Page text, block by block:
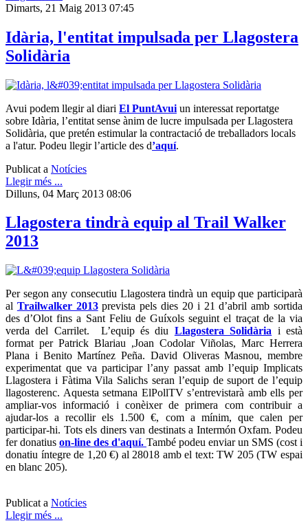
Dimarts, 21 Maig 2013 07:45
Idària, l'entitat impulsada per Llagostera
Solidària
Avui podem llegir al diari El PuntAvui un interessat reportatge
sobre Idària, l’entitat sense ànim de lucre impulsada per Llagostera
Solidària, que pretén estimular la contractació de treballadors locals
a l'atur. Podeu llegir l’article des d’aquí.
Publicat a Notícies
Llegir més ...
Dilluns, 04 Març 2013 08:06
Llagostera tindrà equip al Trail Walker
2013
Per segon any consecutiu Llagostera tindrà un equip que participarà
al Trailwalker 2013 prevista pels dies 20 i 21 d’abril amb sortida
des d’Olot fins a Sant Feliu de Guíxols seguint el traçat de la via
verda del Carrilet. L’equip és diu Llagostera Solidària i està
format per Patrick Blariau ,Joan Codolar Viñolas, Marc Herrera
Plana i Benito Martínez Peña. David Oliveras Masnou, membre
experimentat que va participar l’any passat amb l’equip Implicats
Llagostera i Fàtima Vila Salichs seran l’equip de suport de l’equip
llagosterenc. Aquesta setmana ElPollTV s’entrevistarà amb ells per
ampliar-vos informació i conèixer de primera com contribuir a
ajudar-los a recollir els 1.500 €, com a mínim, que calen per
participar-hi. Tots els diners van destinats a Intermón Oxfam. Podeu
fer donatius on-line des d'aquí. També podeu enviar un SMS (cost i
donatiu íntegre de 1,20 €) al 28018 amb el text: TW 205 (TW espai
en blanc 205).
Publicat a Notícies
Llegir més ...